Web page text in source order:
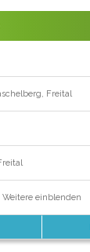
Freital
Weitere einblenden